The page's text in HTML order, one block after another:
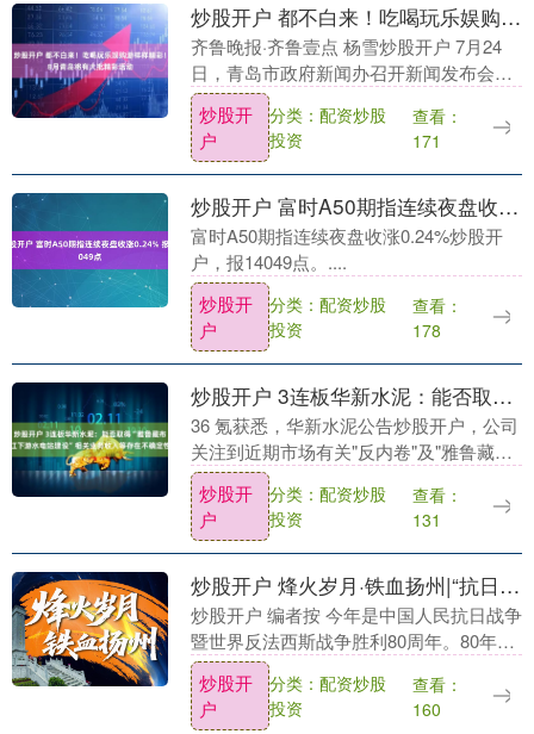
炒股开户 都不白来！吃喝玩乐娱购游样样精彩！8月青岛将有大批精彩活动
齐鲁晚报·齐鲁壹点 杨雪炒股开户 7月24
日，青岛市政府新闻办召开新闻发布会，
介绍青岛市8月文旅消费促进活动有关情
况。8月，青岛市文化和旅游局将以“扬帆
青岛，最....
炒股开
户
分类：配资炒股
投资
查看：
171
炒股开户 富时A50期指连续夜盘收涨0.24% 报14049点
富时A50期指连续夜盘收涨0.24%炒股开
户，报14049点。....
炒股开
户
分类：配资炒股
投资
查看：
178
炒股开户 3连板华新水泥：能否取得“雅鲁藏布江下游水电站建设”相关业务收入等存在不确定性
36 氪获悉，华新水泥公告炒股开户，公司
关注到近期市场有关"反内卷"及"雅鲁藏布
江下游水电站建设"的概念关注度较高。关
于"反内卷"，公司将积极响应政策号召，
强化....
炒股开
户
分类：配资炒股
投资
查看：
131
炒股开户 烽火岁月·铁血扬州|“抗日的谢老太, 革命的老妈妈”
炒股开户 编者按 今年是中国人民抗日战争
暨世界反法西斯战争胜利80周年。80年过
去，硝烟早已散尽，扬州这片生生不息的
土地上，英雄的名字依然铭刻，英勇的故
事仍在传....
炒股开
户
分类：配资炒股
投资
查看：
160